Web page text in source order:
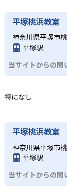
平塚桃浜教室
神奈川県平塚市
平塚駅
当サイトからの問
特になし
平塚桃浜教室
神奈川県平塚市
平塚駅
当サイトからの問